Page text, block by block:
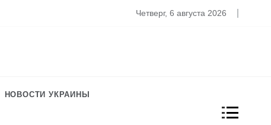
Что известно о новом штамме коронавируса «Омикрон»
Четверг, 6 августа 2026
НОВОСТИ УКРАИНЫ